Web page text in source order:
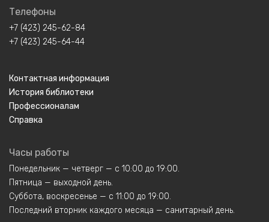
Телефоны
+7 (423) 245-62-84
+7 (423) 245-64-44
Контактная информация
История библиотеки
Профессионалам
Справка
Часы работы
Понедельник — четверг — с 10:00 до 19:00.
Пятница — выходной день.
Суббота, воскресенье — с 11:00 до 19:00.
Последний вторник каждого месяца — санитарный день.